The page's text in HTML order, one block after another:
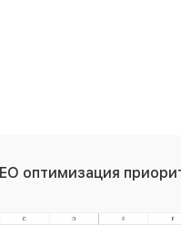
оптимизация